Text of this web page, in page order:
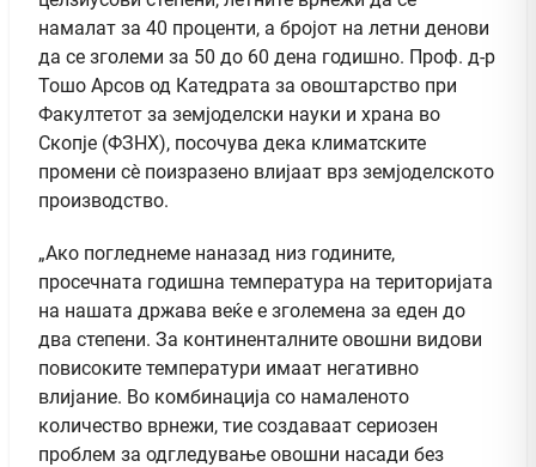
намалат за 40 проценти, а бројот на летни денови
да се зголеми за 50 до 60 дена годишно. Проф. д-р
Тошо Арсов од Катедрата за овоштарство при
Факултетот за земјоделски науки и храна во
Скопје (ФЗНХ), посочува дека климатските
промени сè поизразено влијаат врз земјоделското
производство.
„Ако погледнеме наназад низ годините,
просечната годишна температура на територијата
на нашата држава веќе е зголемена за еден до
два степени. За континенталните овошни видови
повисоките температури имаат негативно
влијание. Во комбинација со намаленото
количество врнежи, тие создаваат сериозен
проблем за одгледување овошни насади без